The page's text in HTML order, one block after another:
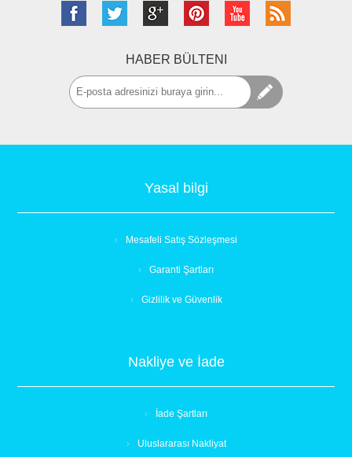
HABER BÜLTENI
Yasal bilgi
Mesafeli Satış Sözleşmesi
Garanti Şartları
Gizlilik ve Güvenlik
Nakliye ve İade
İade Şartları
Uluslararası Nakliyat